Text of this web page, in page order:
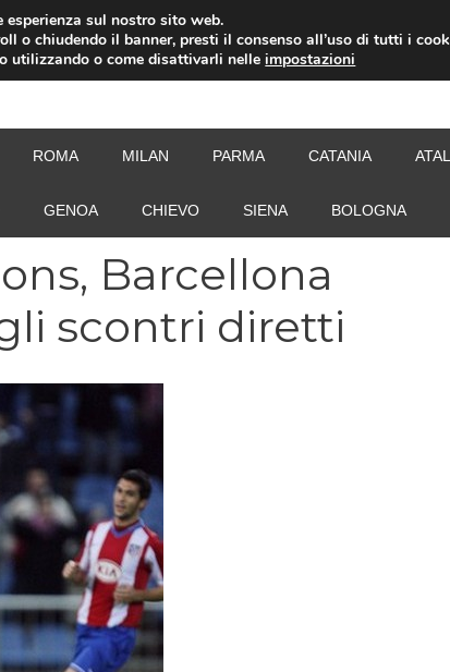
ROMA MILAN PARMA CATANIA
GENOA CHIEVO SIENA BOLOGNA
Barcellona
scontri diretti
sul nostro sito web.
o chiudendo il banner, presti il consenso all’uso di tutti i
utilizzando o come disattivarli nelleimpostazioni